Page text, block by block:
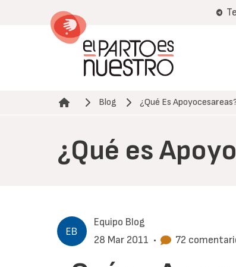
Ruta de navegación
Blog ¿Qué Es
¿Qué es
Equipo Blog
28 Mar 2011 • 72